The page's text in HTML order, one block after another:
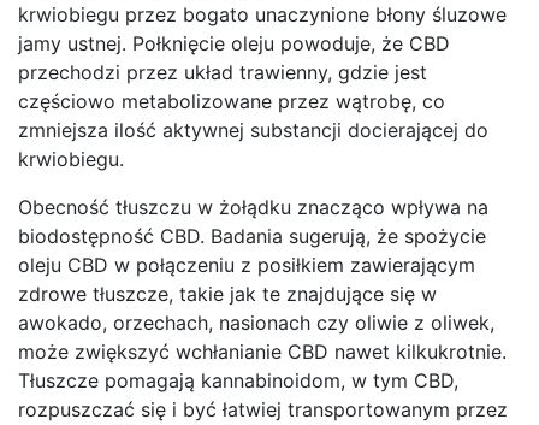
krwiobiegu przez bogato unaczynione błony śluzowe
jamy ustnej. Połknięcie oleju powoduje, że CBD
przechodzi przez układ trawienny, gdzie jest
częściowo metabolizowane przez wątrobę, co
zmniejsza ilość aktywnej substancji docierającej do
krwiobiegu.
Obecność tłuszczu w żołądku znacząco wpływa na
biodostępność CBD. Badania sugerują, że spożycie
oleju CBD w połączeniu z posiłkiem zawierającym
zdrowe tłuszcze, takie jak te znajdujące się w
awokado, orzechach, nasionach czy oliwie z oliwek,
może zwiększyć wchłanianie CBD nawet kilkukrotnie.
Tłuszcze pomagają kannabinoidom, w tym CBD,
rozpuszczać się i być łatwiej transportowanym przez